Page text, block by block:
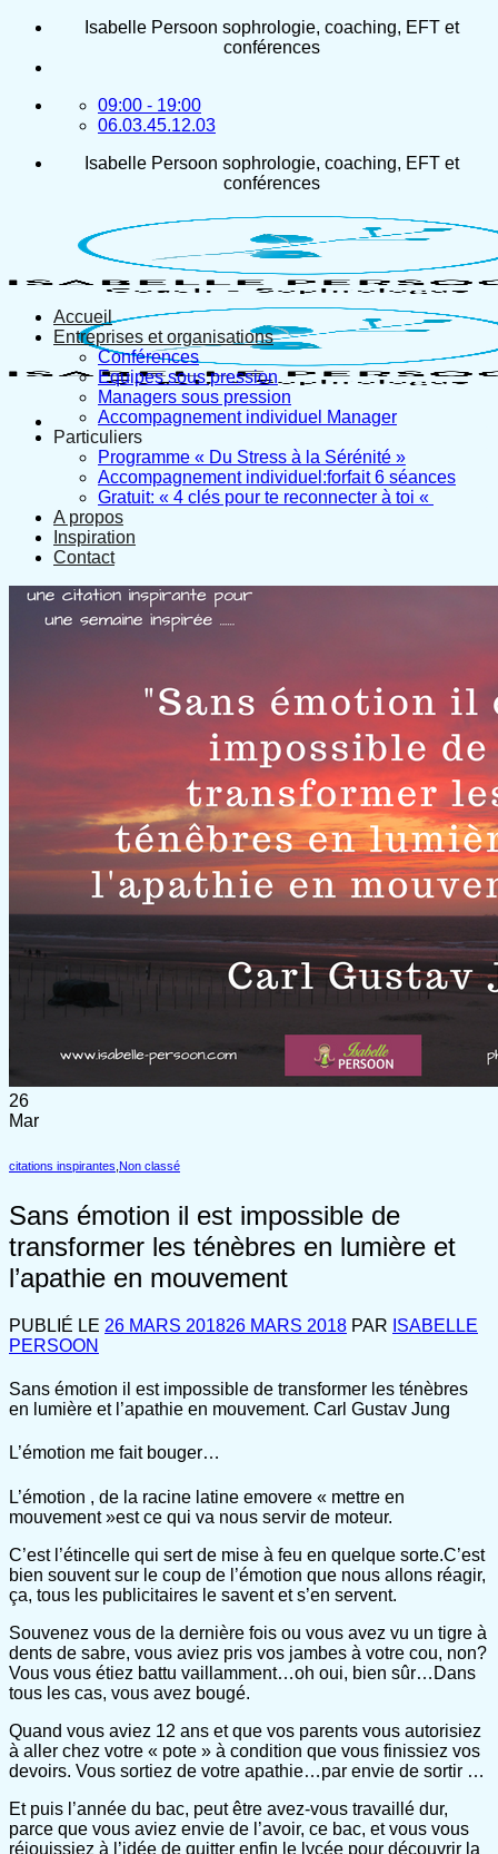
Passer
contenu
Isabelle Persoon sophrologie, coaching, EFT et
conférences
09:00 - 19:00
06.03.45.12.03
Isabelle Persoon sophrologie, coaching, EFT et
conférences
Accueil
Entreprises et organisations
Conférences
Equipes sous pression
Managers sous pression
Accompagnement individuel Manager
Particuliers
Programme « Du Stress à la Sérénité »
Accompagnement individuel:forfait 6 séances
Gratuit: « 4 clés pour te reconnecter à toi «
A propos
Inspiration
Contact
26
Mar
citations inspirantes Non classé
Sans émotion il est impossible de
transformer les ténèbres en lumière et
l’apathie en mouvement
PUBLIÉ LE 26 MARS 201826 MARS 2018 PAR ISABELLE
PERSOON
Sans émotion il est impossible de transformer les ténèbres
en lumière et l’apathie en mouvement. Carl Gustav Jung
L’émotion me fait bouger…
L’émotion , de la racine latine emovere « mettre en
mouvement »est ce qui va nous servir de moteur.
C’est l’étincelle qui sert de mise à feu en quelque sorte.C’est
bien souvent sur le coup de l’émotion que nous allons réagir,
ça, tous les publicitaires le savent et s’en servent.
Souvenez vous de la dernière fois ou vous avez vu un tigre à
dents de sabre, vous aviez pris vos jambes à votre cou, non?
Vous vous étiez battu vaillamment…oh oui, bien sûr…Dans
tous les cas, vous avez bougé.
Quand vous aviez 12 ans et que vos parents vous autorisiez
à aller chez votre « pote » à condition que vous finissiez vos
devoirs. Vous sortiez de votre apathie…par envie de sortir …
Et puis l’année du bac, peut être avez-vous travaillé dur,
parce que vous aviez envie de l’avoir, ce bac, et vous vous
réjouissiez à l’idée de quitter enfin le lycée pour découvrir la